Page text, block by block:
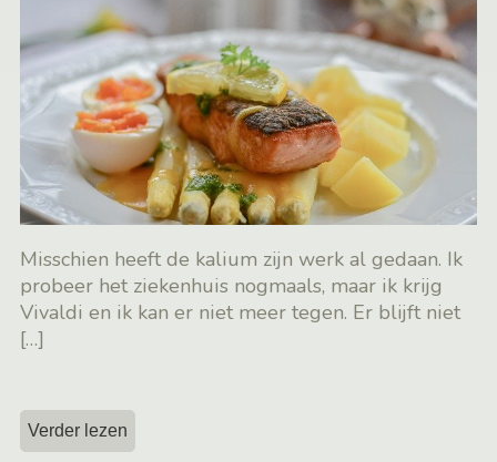
Misschien heeft de kalium zijn werk al gedaan. Ik
probeer het ziekenhuis nogmaals, maar ik krijg
Vivaldi en ik kan er niet meer tegen. Er blijft niet
[…]
Verder lezen